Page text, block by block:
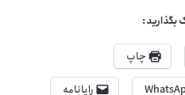
بگذارید:
چاپ
رایانامه